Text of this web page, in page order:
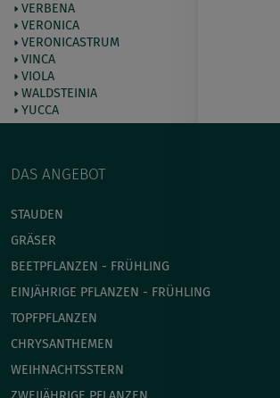
VERBENA
VERONICA
VERONICASTRUM
VINCA
VIOLA
WALDSTEINIA
YUCCA
DAS ANGEBOT
STAUDEN
GRÄSER
BEETPFLANZEN - FRÜHLING
EINJÄHRIGE PFLANZEN - FRÜHLING
TOPFPFLANZEN
CHRYSANTHEMEN
WEIHNACHTSSTERN